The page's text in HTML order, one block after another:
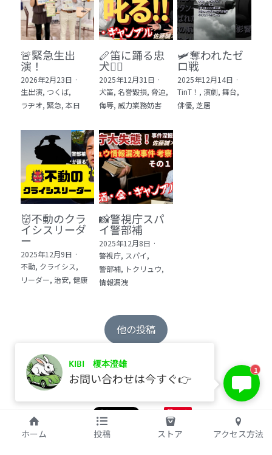
🚨緊急生出
演！
2026年2月23日 ·
生出演, つくば,
ラヂオ, 緊急, 本日
🪈笛に踊る忠
犬🐕‍🦺
2025年12月31日 ·
犬笛, 名誉毀損, 脅迫,
侮辱, 威力業務妨害
🛩️奪われたゼ
ロ戦
2025年12月14日 ·
TinT！, 演劇, 舞台,
俳優, 芝居
👹不動のクラ
イシスリーダ
ー
2025年12月9日 ·
不動, クライシス,
リーダー, 治安, 健康
📸警視庁スパ
イ警部補
2025年12月8日 ·
警視庁, スパイ,
警部補, トクリュウ,
情報漏洩
他の投稿
保存
©2017 kibi inc.（株式会社 kibi）
ホーム 投稿 ストア アクセス方法
KIBI 榎本澄雄
お問い合わせは今すぐ👉
1